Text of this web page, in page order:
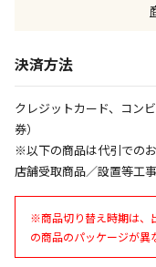
お見積商品
決定となり
決済方法
クレジットカード、コン
券）
※以下の商品は代引での
店舗受取商品／設置等工
※商品切り替え時期は、
の商品のパッケージが異